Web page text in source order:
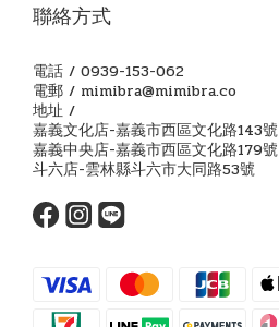
聯絡方式
電話 / 0939-153-062
電郵 / mimibra@mimibra.co
地址 /
嘉義文化店-嘉義市西區文化路143號
嘉義中央店-嘉義市西區文化路179號
斗六店-雲林縣斗六市大同路53號